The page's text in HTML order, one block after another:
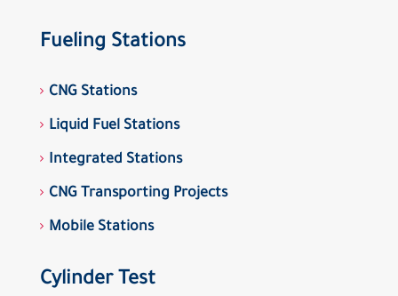
Fueling Stations
CNG Stations
Liquid Fuel Stations
Integrated Stations
CNG Transporting Projects
Mobile Stations
Cylinder Test